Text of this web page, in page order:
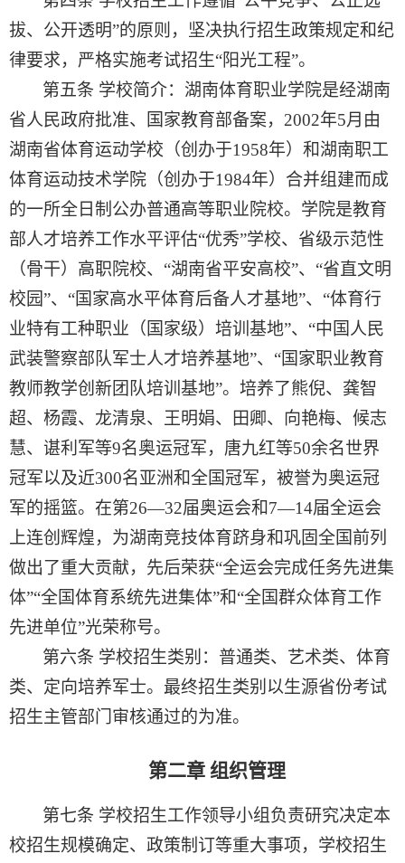
拔、公开透明”的原则 ，坚决执行招生政策规定和纪
律要求，严格实施考试招生“阳光工程”。
第五条 学校简介： 湖南体育职业学院是经湖南
省人民政府批准、国家教育部备案， 2002年5月由
湖南省体育运动学校（创办于1958年）和湖南职工
体育运动技术学院（创办于1984年）合并组建而成
的一所全日制公办普通高等职业院校。学院是教育
部人才培养工作水平评估“优秀”学校、省级示范性
（骨干）高职院校、“湖南省平安高校”、“省直文明
校园”、“国家高水平体育后备人才基地”、“体育行
业特有工种职业（国家级）培训基地”、“中国人民
武装警察部队军士人才培养基地”、“国家职业教育
教师教学创新团队培训基地”。培养了熊倪、龚智
超、杨霞、龙清泉、王明娟、田卿、向艳梅、候志
慧、谌利军等9名奥运冠军，唐九红等50余名世界
冠军以及近300名亚洲和全国冠军，被誉为奥运冠
军的摇篮。在第26—32届奥运会和7—14届全运会
上连创辉煌，为湖南竞技体育跻身和巩固全国前列
做出了重大贡献，先后荣获“全运会完成任务先进集
体”“全国体育系统先进集体”和“全国群众体育工作
先进单位”光荣称号。
第六条 学校招生类别：普通类、艺术类、体育
类、定向培养军士。最终招生类别以生源省份考试
招生主管部门审核通过的为准。
第二章 组织管理
第七条 学校招生工作领导小组负责研究决定本
校招生规模确定、政策制订等重大事项 ， 学校招生